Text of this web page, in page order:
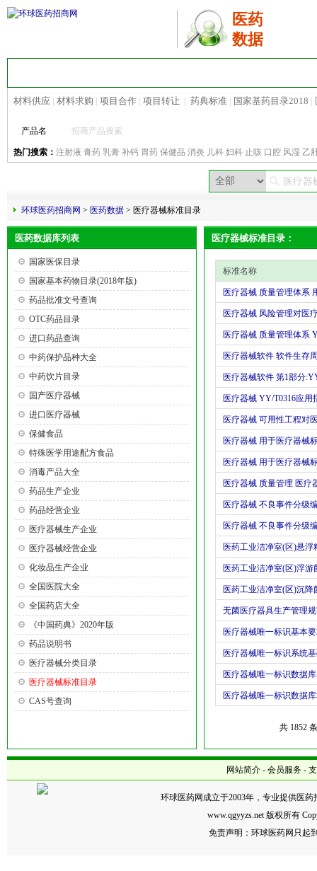
医药
数据
材料供应 | 材料求购 | 项目合作 | 项目转让 | 药典标准 | 国家基药目录2018 |
产品名
热门搜索： 注射液 膏药 乳膏 补钙 胃药 保健品 消炎 儿科 妇科 止咳 口腔 风湿 乙
环球医药招商网 > 医药数据 > 医疗器械标准目录
医药数据库列表
国家医保目录
国家基本药物目录(2018年版)
药品批准文号查询
OTC药品目录
进口药品查询
中药保护品种大全
中药饮片目录
国产医疗器械
进口医疗器械
保健食品
特殊医学用途配方食品
消毒产品大全
药品生产企业
药品经营企业
医疗器械生产企业
医疗器械经营企业
化妆品生产企业
全国医院大全
全国药店大全
《中国药典》2020年版
药品说明书
医疗器械分类目录
医疗器械标准目录
CAS号查询
医疗器械标准目录：
标准名称
医疗器械 质量管理体系
医疗器械 风险管理对医
医疗器械 质量管理体系
医疗器械软件 软件生存
医疗器械软件 第1部分
医疗器械 YY/T0316应用
医疗器械 可用性工程对
医疗器械 用于医疗器械
医疗器械 质量管理 医疗
医疗器械 不良事件分级
医疗器械 不良事件分级
医药工业洁净室(区)悬浮
医药工业洁净室(区)浮游
医药工业洁净室(区)沉降
无菌医疗器具生产管理
医疗器械唯一标识基本
医疗器械唯一标识系统
医疗器械唯一标识数据
医疗器械唯一标识数据
共 1852
网站简介- 会员服务-
环球医药网成立于2003年，专业提供医
www.qgyyzs.net 版权所有
免责声明：环球医药网只起